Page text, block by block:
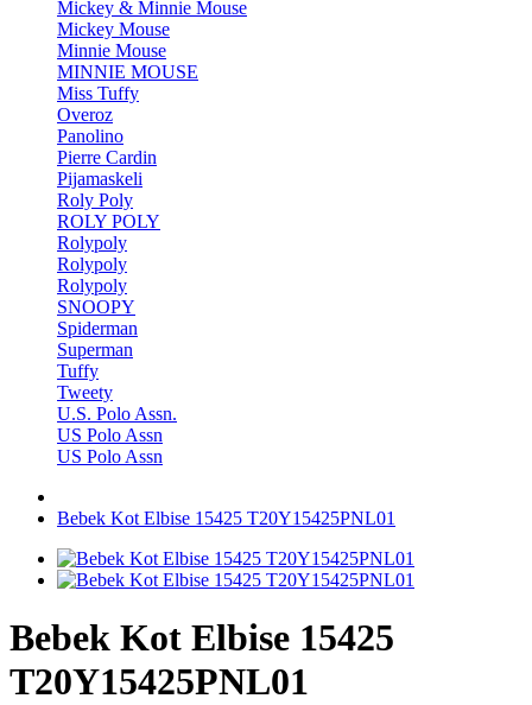
Mickey & Minnie Mouse
Mickey Mouse
Minnie Mouse
MINNIE MOUSE
Miss Tuffy
Overoz
Panolino
Pierre Cardin
Pijamaskeli
Roly Poly
ROLY POLY
Rolypoly
Rolypoly
Rolypoly
SNOOPY
Spiderman
Superman
Tuffy
Tweety
U.S. Polo Assn.
US Polo Assn
US Polo Assn
Bebek Kot Elbise 15425 T20Y15425PNL01
Bebek Kot Elbise 15425
T20Y15425PNL01